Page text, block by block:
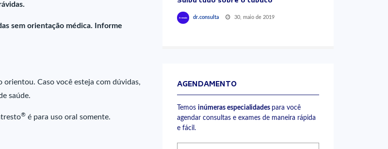
sem orientação médica. Informe
Caso você esteja com dúvidas,
saúde.
® é para uso oral somente.
dr.consulta 30, maio de 2019
AGENDAMENTO
Temos inúmeras especialidades para você
agendar consultas e exames de maneira rápida
e fácil.